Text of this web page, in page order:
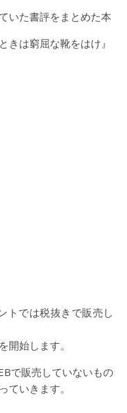
いた書評をまとめた本
きは窮屈な靴をはけ』
トでは税抜きで販売し
開始します。
で販売していないもの
ていきます。